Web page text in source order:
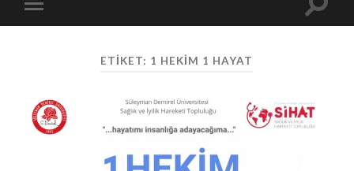
mobile
Toggle
ETIKET: 1 HEKIM 1 HAYAT